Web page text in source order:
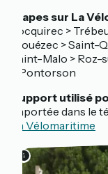
Étapes sur La
Locquirec >
Plouézec >
Saint-Malo >
> Pontorson
Support utilisé
importée dans le
La Vélomaritime